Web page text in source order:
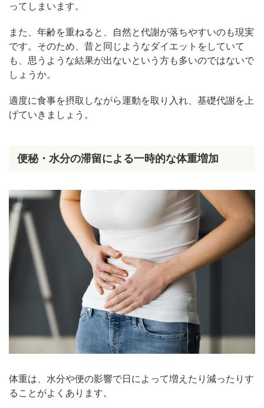
ってしまいます。
また、年齢を重ねると、自然と代謝が落ちやすいのも現実
です。そのため、昔と同じようなダイエットをしていて
も、思うような結果が出ないという方も多いのではないで
しょうか。
適度に食事を摂取しながら運動を取り入れ、基礎代謝を上
げていきましょう。
便秘・水分の滞留による一時的な体重増加
体重は、水分や便の影響で日によって増えたり減ったりす
ることがよくあります。